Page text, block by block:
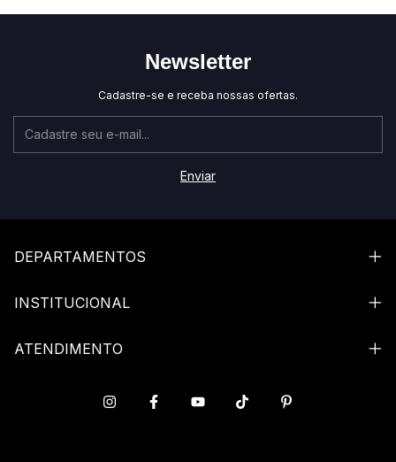
Newsletter
Cadastre-se e receba nossas ofertas.
DEPARTAMENTOS
INSTITUCIONAL
ATENDIMENTO